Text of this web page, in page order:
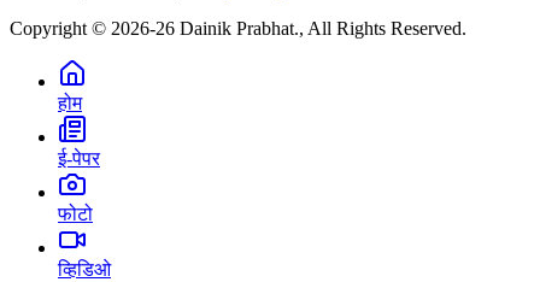
Copyright © 2026-26 Dainik Prabhat., All Rights Reserved.
होम
ई-पेपर
फोटो
व्हिडिओ